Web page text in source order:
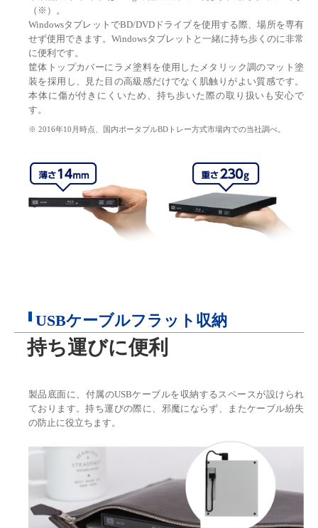
（※）。
WindowsタブレットでBD/DVDドライブを使用する際、場所を専有
せず使用できます。Windowsタブレットと一緒に持ち歩くのに非常
に便利です。
筐体トップカバーにラメ塗料を使用したメタリック調のマット塗
装を採用し、見た目の高級感だけでなく肌触りがよい質感です。
本体に傷が付きにくいため、持ち歩いた際の取り扱いも安心で
す。
※ 2016年10月時点、国内ポータブルBDトレー方式市場内での当社調べ。
USBケーブルフラット収納
持ち運びに便利
製品底面に、付属のUSBケーブルを収納するスペースが設けられ
ております。持ち運びの際に、邪魔にならず、またケーブル紛失
の防止に役立ちます。